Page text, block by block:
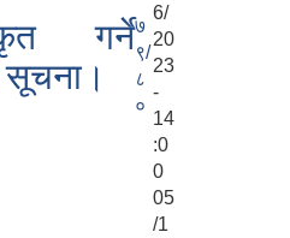
गर्ने७
९/
८
०
6/
20
23
-
14
:0
0
05
/1